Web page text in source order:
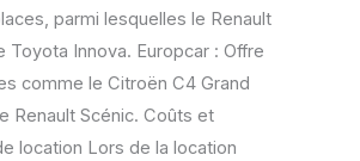
parmi lesquelles le Renault
Toyota Innova. Europcar : Offre
comme le Citroën C4 Grand
Renault Scénic. Coûts et
location Lors de la location